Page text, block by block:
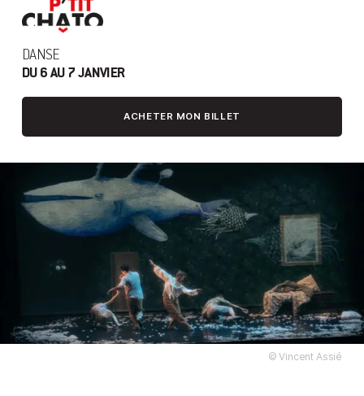
DANSE
DU 6 AU 7 JANVIER
ACHETER MON BILLET
© Vincent Assié